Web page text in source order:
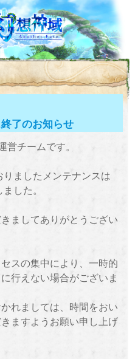
了のお知らせ
営チームです。
ましたメンテナンスは
した。
ましてありがとうござい
スの集中により、一時的
行えない場合がございま
れましては、時間をおい
ますようお願い申し上げ